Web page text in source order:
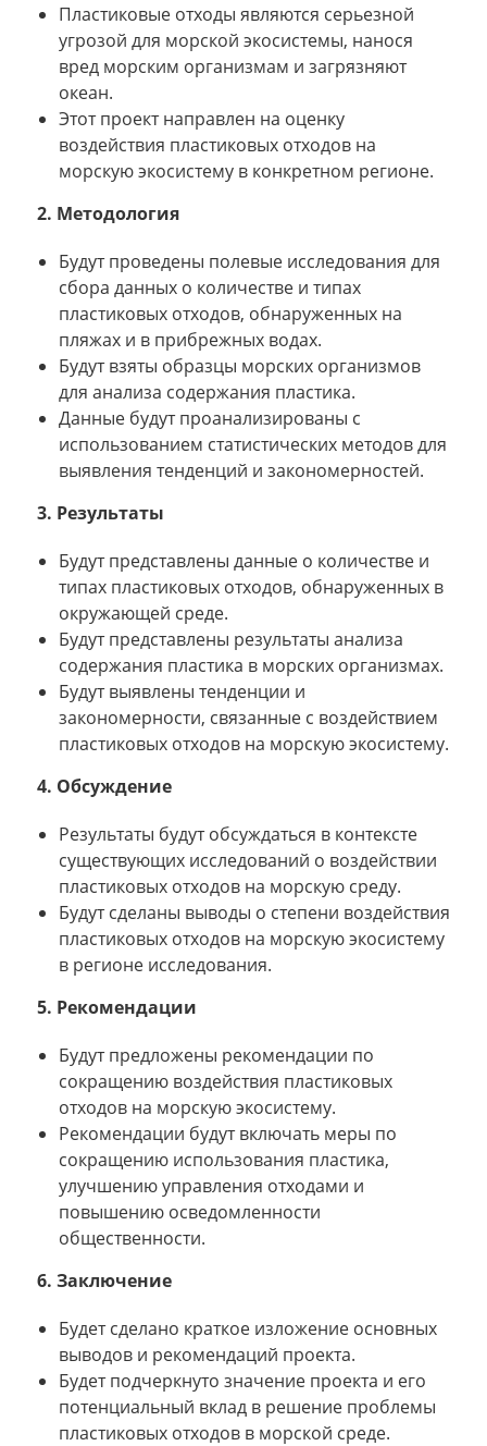
Пластиковые отходы являются серьезной
угрозой для морской экосистемы, нанося
вред морским организмам и загрязняют
океан.
Этот проект направлен на оценку
воздействия пластиковых отходов на
морскую экосистему в конкретном регионе.
2. Методология
Будут проведены полевые исследования для
сбора данных о количестве и типах
пластиковых отходов, обнаруженных на
пляжах и в прибрежных водах.
Будут взяты образцы морских организмов
для анализа содержания пластика.
Данные будут проанализированы с
использованием статистических методов для
выявления тенденций и закономерностей.
3. Результаты
Будут представлены данные о количестве и
типах пластиковых отходов, обнаруженных в
окружающей среде.
Будут представлены результаты анализа
содержания пластика в морских организмах.
Будут выявлены тенденции и
закономерности, связанные с воздействием
пластиковых отходов на морскую экосистему.
4. Обсуждение
Результаты будут обсуждаться в контексте
существующих исследований о воздействии
пластиковых отходов на морскую среду.
Будут сделаны выводы о степени воздействия
пластиковых отходов на морскую экосистему
в регионе исследования.
5. Рекомендации
Будут предложены рекомендации по
сокращению воздействия пластиковых
отходов на морскую экосистему.
Рекомендации будут включать меры по
сокращению использования пластика,
улучшению управления отходами и
повышению осведомленности
общественности.
6. Заключение
Будет сделано краткое изложение основных
выводов и рекомендаций проекта.
Будет подчеркнуто значение проекта и его
потенциальный вклад в решение проблемы
пластиковых отходов в морской среде.